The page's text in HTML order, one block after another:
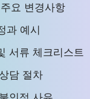
요 변경사항
과 예시
서류 체크리스트
담 절차